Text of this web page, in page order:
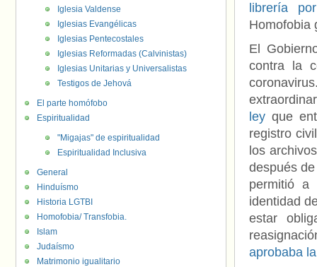
librería
Homofobia
El
contra la
ley que
registro
los
después
permitió a
identidad
estar
aprobaba
Iglesia Valdense
Iglesias Evangélicas
Iglesias Pentecostales
Iglesias Reformadas (Calvinistas)
Iglesias Unitarias y Universalistas
Testigos de Jehová
El parte homófobo
Espiritualidad
"Migajas" de espiritualidad
Espiritualidad Inclusiva
General
Hinduísmo
Historia LGTBI
Homofobia/ Transfobia.
Islam
Judaísmo
Matrimonio igualitario